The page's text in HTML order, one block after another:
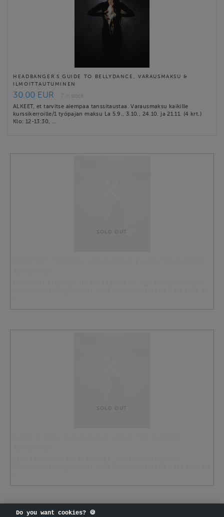
HEADBANGER'S GUIDE TO BELLYDANCE, VARAUSMAKSU &
ILMOITTAUTUMINEN
30.00 EUR
7 in stock
ALKEET, et tarvitse aiempaa tanssitaustaa. Varausmaksu kaikille
kurssikerroille/1 työpajan maksu La 5.9., 3.10., 24.10. ja 21.11. (4 krt.)
Klo: 12-13:30, …
SOLD OUT
SOLD OUT
Do you want cookies? 🍪